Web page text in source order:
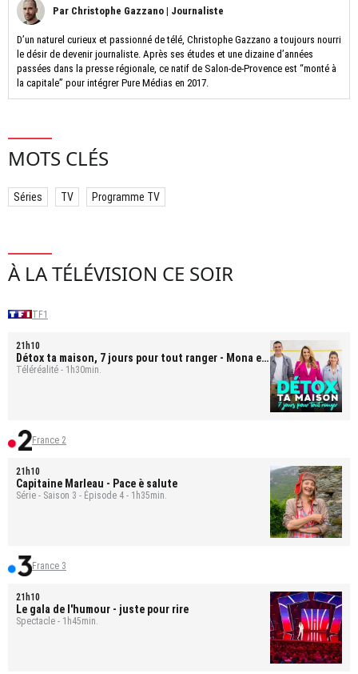
Par Christophe Gazzano | Journaliste
D’un naturel curieux et passionné de télé, Christophe Gazzano a toujours nourri
le désir de devenir journaliste. Après ses études et une dizaine d’années
passées dans la presse régionale, ce natif de Salon-de-Provence est “monté à
la capitale” pour intégrer Pure Médias en 2017.
MOTS CLÉS
Séries TV Programme TV
À LA TÉLÉVISION CE SOIR
TF1
21h10
Détox ta maison, 7 jours pour tout ranger - Mona et
Bastien
Téléréalité - 1h30min.
France 2
21h10
Capitaine Marleau - Pace è salute
Série - Saison 3 - Épisode 4 - 1h35min.
France 3
21h10
Le gala de l'humour - juste pour rire
Spectacle - 1h45min.